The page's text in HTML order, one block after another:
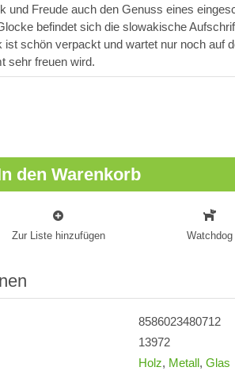
und Freude auch den Genuss eines
befindet sich die slowakische
schön verpackt und wartet nur noch auf
sehr freuen wird.
den Warenkorb
Zur Liste hinzufügen Watchdog
8586023480712
13972
Holz, Metall , Glas